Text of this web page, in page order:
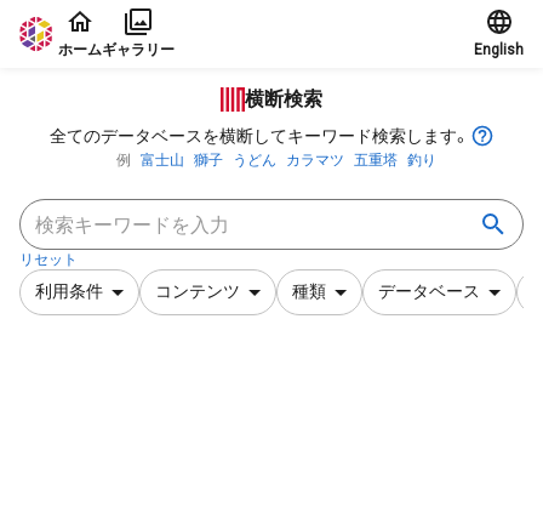
本文に飛ぶ
ホームギャラリー English
横断検索
全てのデータベースを横断してキーワード検索します。
例 富士山 獅子 うどん カラマツ 五重塔 釣り
リセット
利用条件 コンテンツ 種類 データベース